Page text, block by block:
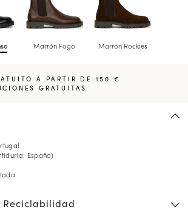
Marrón Fogo Marrón Rockies
A PARTIR DE 150 €
GRATUITAS
España)